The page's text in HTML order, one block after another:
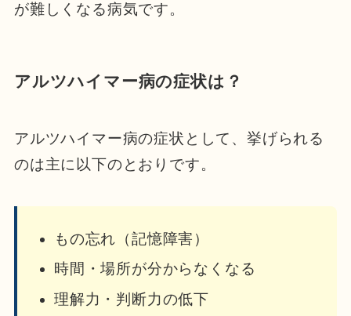
が難しくなる病気です。
アルツハイマー病の症状は？
アルツハイマー病の症状として、挙げられる
のは主に以下のとおりです。
もの忘れ（記憶障害）
時間・場所が分からなくなる
理解力・判断力の低下